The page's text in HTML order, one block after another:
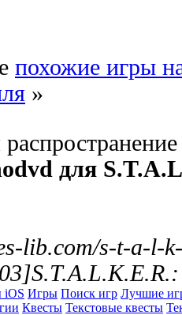
похожие игры
»
для
lib.com/s-t-a-l-
iOS Игры Поиск игр Лучшие
Квесты Текстовые квесты